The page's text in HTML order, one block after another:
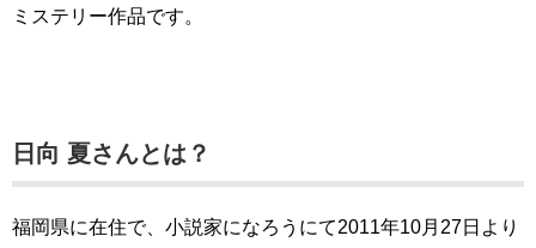
ミステリー作品です。
日向 夏さんとは？
福岡県に在住で、小説家になろうにて2011年10月27日より